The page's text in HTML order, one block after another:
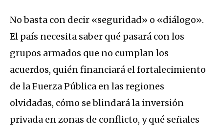
No basta con decir «seguridad» o «diálogo».
El país necesita saber qué pasará con los
grupos armados que no cumplan los
acuerdos, quién financiará el fortalecimiento
de la Fuerza Pública en las regiones
olvidadas, cómo se blindará la inversión
privada en zonas de conflicto, y qué señales